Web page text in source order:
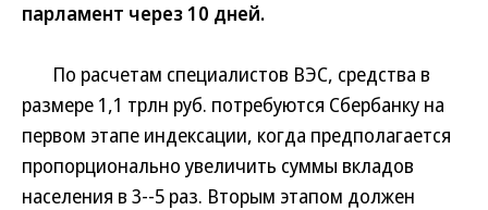
парламент через 10 дней.
По расчетам специалистов ВЭС, средства в
размере 1,1 трлн руб. потребуются Сбербанку на
первом этапе индексации, когда предполагается
пропорционально увеличить суммы вкладов
населения в 3--5 раз. Вторым этапом должен